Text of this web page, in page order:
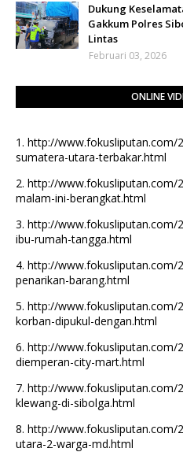
Dukung
Gakkum Polres
Lintas
Februari 03, 2026
ONLINE
1. http://www.fokusliputan.com/
sumatera-utara-terbakar.html
2. http://www.fokusliputan.com/
malam-ini-berangkat.html
3. http://www.fokusliputan.com/
ibu-rumah-tangga.html
4. http://www.fokusliputan.com/
penarikan-barang.html
5. http://www.fokusliputan.com/
korban-dipukul-dengan.html
6. http://www.fokusliputan.com/
diemperan-city-mart.html
7. http://www.fokusliputan.com/
klewang-di-sibolga.html
8. http://www.fokusliputan.com/
utara-2-warga-md.html